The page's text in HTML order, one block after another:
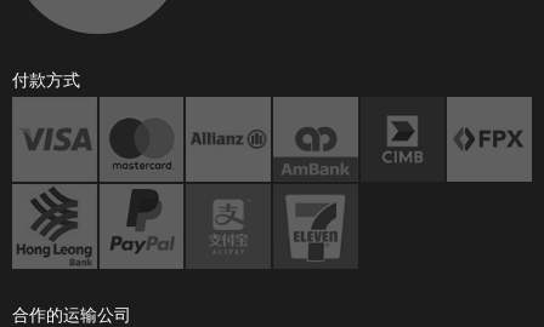
付款方式
合作的运输公司